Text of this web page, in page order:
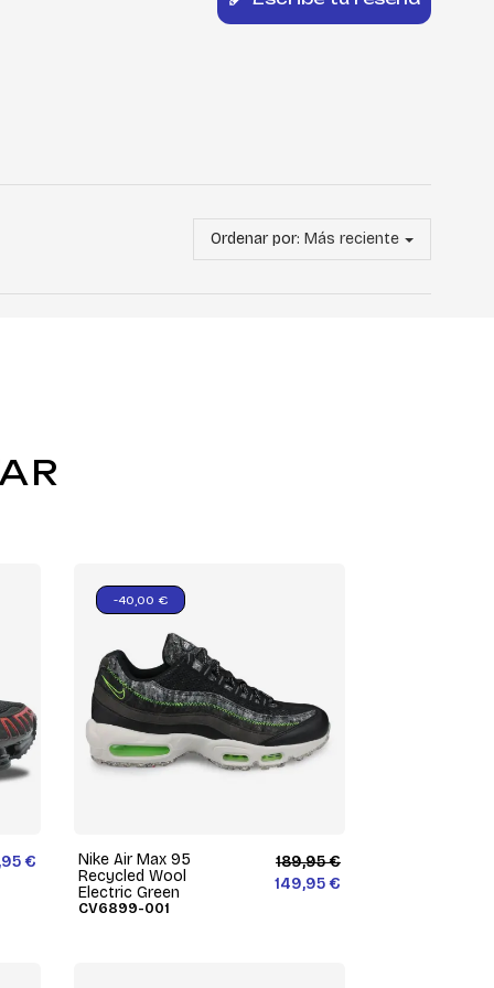
Ordenar por: Más reciente
€
Nike Air Max 95
Recycled Wool
Electric Green
CV6899-001
189,95 €
149,95 €
-40,00 €